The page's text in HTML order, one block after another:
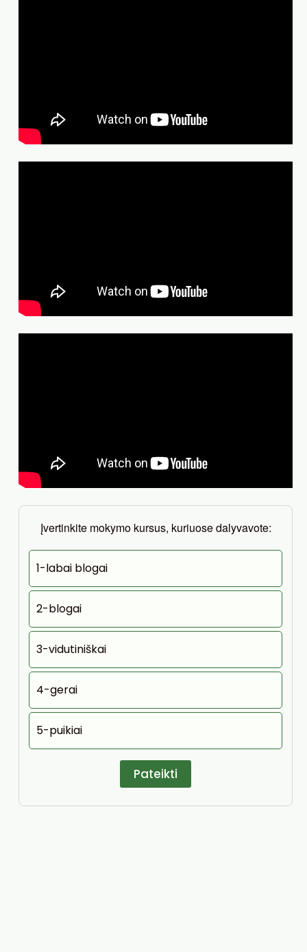
Įvertinkite mokymo kursus, kuriuose dalyvavote:
1-labai blogai
2-blogai
3-vidutiniškai
4-gerai
5-puikiai